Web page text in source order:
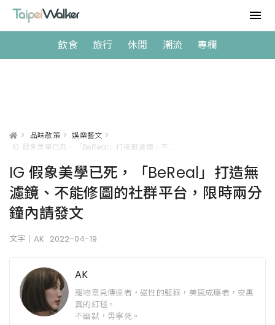
飲食 旅行 休閒 潮流 專欄
> 品味散策 > 娛樂藝文 >
IG 假象美學已死，「BeReal」打造無
濾鏡、不能修圖的社群平台，限時兩分
鐘內請發文
文字｜AK 2022-04-19
AK
寵物意見傳達者，磁性的藍猴，美感成癮者，安惠
真的紅毯。
不幽默，毋寧死。